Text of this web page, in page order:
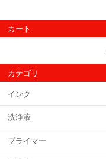
カート
カテゴリ
インク
洗浄液
プライマー